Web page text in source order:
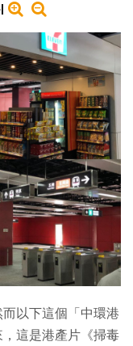
|
以下這個「中環港
這是港產片《掃毒